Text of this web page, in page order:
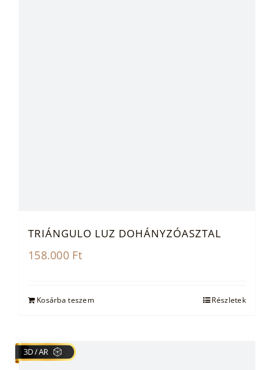
TRIÁNGULO LUZ DOHÁNYZÓASZTAL
158.000 Ft
Kosárba teszem Részletek